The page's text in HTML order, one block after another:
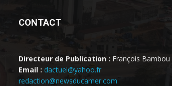
CONTACT
Directeur de Publication : François Bambou
Email : dactuel@yahoo.fr
redaction@newsducamer.com